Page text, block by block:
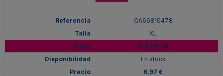
CA66810478
XL
ROSETON
En stock
6,97 €